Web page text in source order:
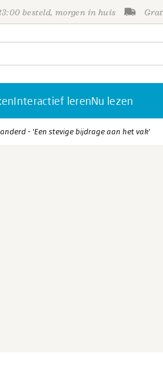
besteld, morgen in huis
Interactief lerenNu lezen
- 'Een stevige bijdrage aan het vak'